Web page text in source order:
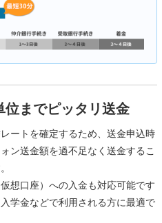
位までピッタリ送金
ートを確定するため、送金申込時
ン送金額を過不足なく送金するこ
想口座）への入金も対応可能です
学金などで利用される方に最適で